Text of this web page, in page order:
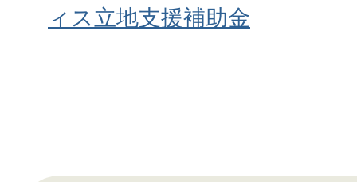
ィス立地支援補助金